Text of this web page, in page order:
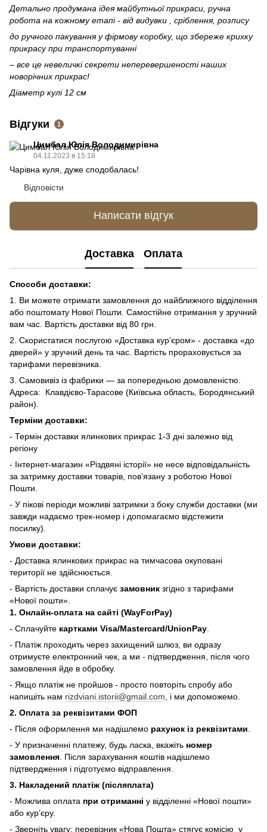
Детально продумана ідея майбутньої прикраси, ручна
робота на кожному етапі - від видувки , сріблення, розпису
до ручного пакування у фірмову коробку, що збереже крихку
прикрасу при транспортуванні
– все це невеличкі секрети неперевершеності наших
новорічних прикрас!
Діаметр кулі 12 см
Відгуки 1
Цимбал Юлія Володимирівна
04.11.2023 в 15:18
Чарівна куля, дуже сподобалась!
Відповісти
Написати відгук
Доставка Оплата
Способи доставки:
1. Ви можете отримати замовлення до найближчого відділення
або поштомату Нової Пошти. Самостійне отримання у зручний
вам час. Вартість доставки від 80 грн.
2. Скористатися послугою «Доставка курʼєром» - доставка «до
дверей» у зручний день та час. Вартість прораховується за
тарифами перевізника.
3. Самовивіз із фабрики — за попередньою домовленістю.
Адреса: Клавдієво-Тарасове (Київська область, Бородянський
район).
Терміни доставки:
- Термін доставки ялинкових прикрас 1-3 дні залежно від
регіону
- Інтернет-магазин «Різдвяні історії» не несе відповідальність
за затримку доставки товарів, пов’язану з роботою Нової
Пошти.
- У пікові періоди можливі затримки з боку служби доставки (ми
завжди надаємо трек-номер і допомагаємо відстежити
посилку).
Умови доставки:
- Доставка ялинкових прикрас на тимчасова окуповані
території не здійснюється.
- Вартість доставки сплачує замовник згідно з тарифами
«Нової пошти».
1. Онлайн-оплата на сайті (WayForPay)
- Сплачуйте картками Visa/Mastercard/UnionPay
- Платіж проходить через захищений шлюз, ви одразу
отримуєте електронний чек, а ми - підтвердження, після чого
замовлення йде в обробку.
- Якщо платіж не пройшов - просто повторіть спробу або
напишіть нам rizdviani.istorii@gmail.com , і ми допоможемо.
2. Оплата за реквізитами ФОП
- Після оформлення ми надішлемо рахунок із реквізитами
- У призначенні платежу, будь ласка, вкажіть номер
замовлення . Після зарахування коштів надішлемо
підтвердження і підготуємо відправлення.
3. Накладений платіж (післяплата)
- Можлива оплата при отриманні у відділенні «Нової пошти»
або кур’єру.
- Зверніть увагу: перевізник «Нова Пошта» стягує комісію у